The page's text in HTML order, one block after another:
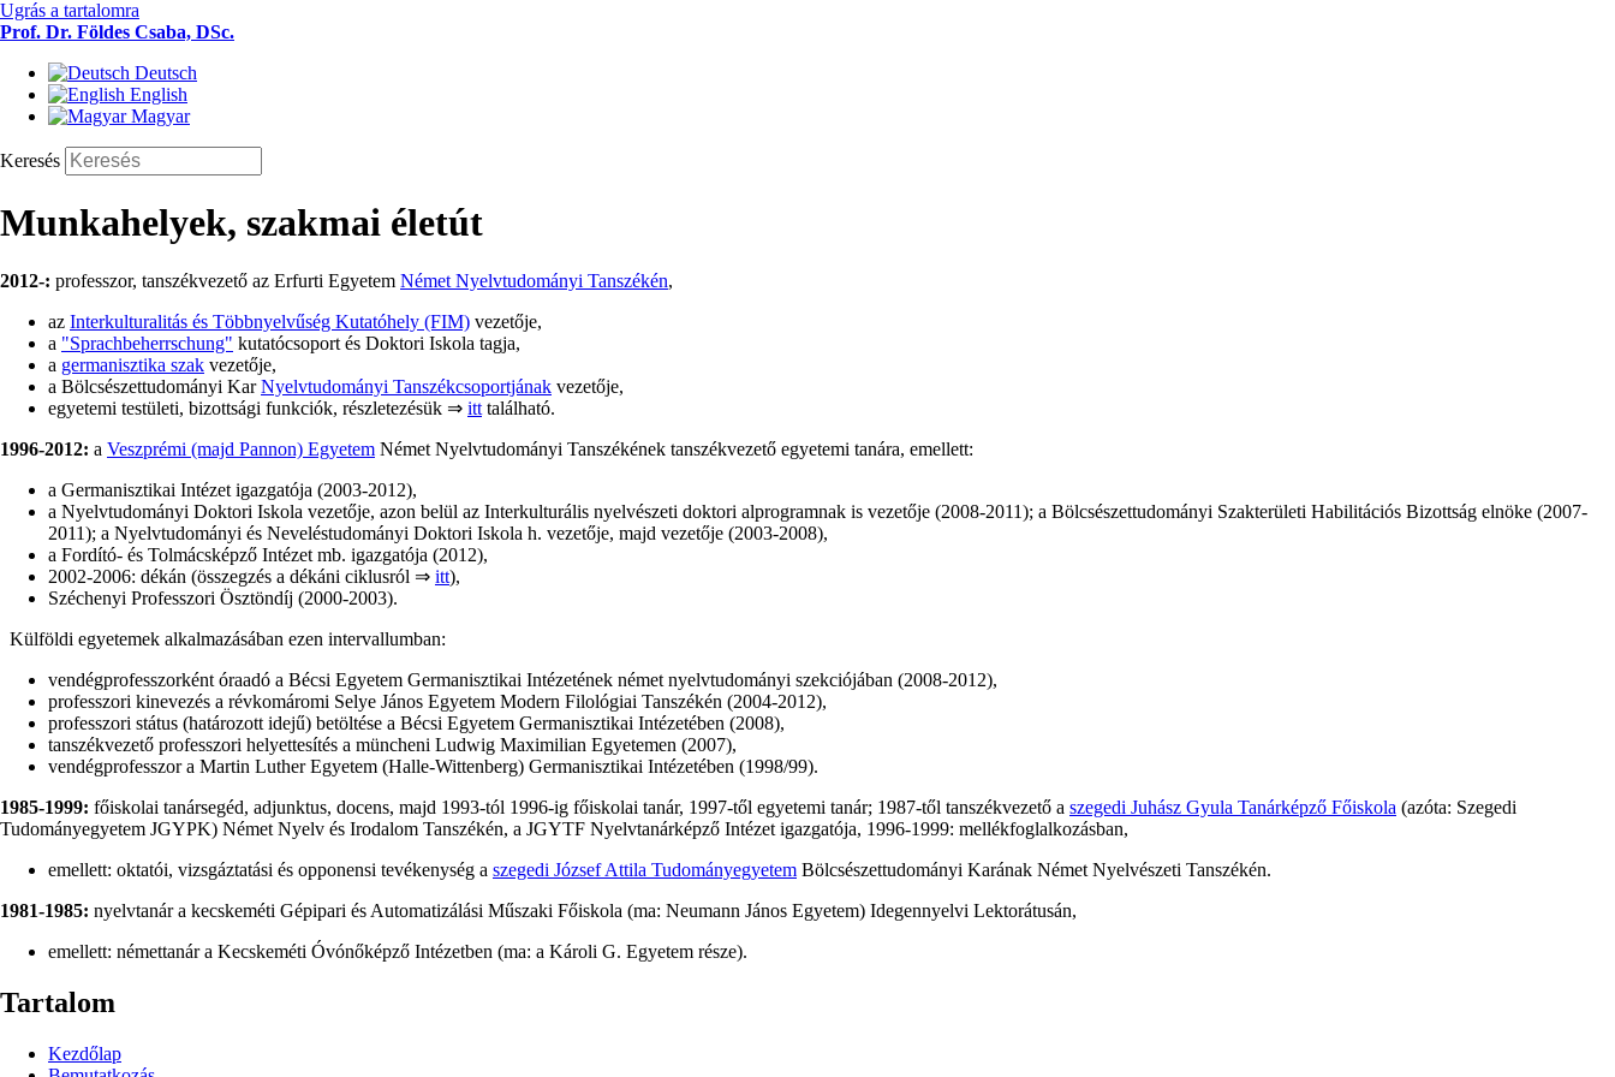
Ugrás a tartalomra
Prof. Dr. Földes Csaba, DSc.
Deutsch
English
Magyar
Keresés
Munkahelyek, szakmai életút
2012-: professzor, tanszékvezető az Erfurti Egyetem Német Nyelvtudományi Tanszékén,
az Interkulturalitás és Többnyelvűség Kutatóhely (FIM) vezetője,
a "Sprachbeherrschung" kutatócsoport és Doktori Iskola tagja,
a germanisztika szak vezetője,
a Bölcsészettudományi KarNyelvtudományi Tanszékcsoportjának vezetője,
egyetemi testületi, bizottsági funkciók, részletezésük ⇒ itt található.
1996-2012: a Veszprémi (majd Pannon) Egyetem Német Nyelvtudományi Tanszékének tanszékvezető egyetemi tanára, emellett:
a Germanisztikai Intézet igazgatója (2003-2012),
a Nyelvtudományi Doktori Iskola vezetője, azon belül az Interkulturális nyelvészeti doktori alprogramnak is vezetője (2008-2011); a Bölcsészettudományi Szakterületi Habilitációs Bizottság elnöke (2007-
2011); a Nyelvtudományi és Neveléstudományi Doktori Iskola h. vezetője, majd vezetője (2003-2008),
a Fordító- és Tolmácsképző Intézet mb. igazgatója (2012),
2002-2006: dékán (összegzés a dékáni ciklusról ⇒ itt),
Széchenyi Professzori Ösztöndíj (2000-2003).
Külföldi egyetemek alkalmazásában ezen intervallumban:
vendégprofesszorként óraadó a Bécsi Egyetem Germanisztikai Intézetének német nyelvtudományi szekciójában (2008-2012),
professzori kinevezés a révkomáromi Selye János Egyetem Modern Filológiai Tanszékén (2004-2012),
professzori státus (határozott idejű) betöltése a Bécsi Egyetem Germanisztikai Intézetében (2008),
tanszékvezető professzori helyettesítés a müncheni Ludwig Maximilian Egyetemen (2007),
vendégprofesszor a Martin Luther Egyetem (Halle-Wittenberg) Germanisztikai Intézetében (1998/99).
1985-1999: főiskolai tanársegéd, adjunktus, docens, majd 1993-tól 1996-ig főiskolai tanár, 1997-től egyetemi tanár; 1987-től tanszékvezető a szegedi Juhász Gyula Tanárképző Főiskola (azóta: Szegedi
Tudományegyetem JGYPK) Német Nyelv és Irodalom Tanszékén, a JGYTF Nyelvtanárképző Intézet igazgatója, 1996-1999: mellékfoglalkozásban,
emellett: oktatói, vizsgáztatási és opponensi tevékenység a szegedi József Attila Tudományegyetem Bölcsészettudományi Karának Német Nyelvészeti Tanszékén.
1981-1985: nyelvtanár a kecskeméti Gépipari és Automatizálási Műszaki Főiskola (ma: Neumann János Egyetem) Idegennyelvi Lektorátusán,
emellett: némettanár a Kecskeméti Óvónőképző Intézetben (ma: a Károli G. Egyetem része).
Tartalom
Kezdőlap